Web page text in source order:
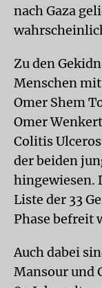
nach Gaza
Zu den
Menschen
Omer Shem
Omer
Colitis
der beiden
hingewiesen.
Liste der 33
Phase befreit
Auch dabei
Mansour und